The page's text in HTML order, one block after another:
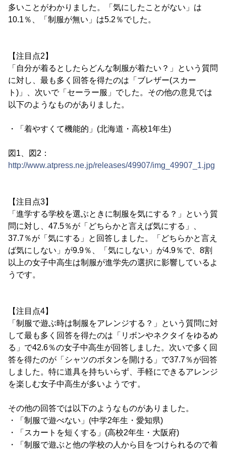
多いことがわかりました。「気にしたことがない」は
10.1％、「制服が無い」は5.2％でした。
【注目点2】
「自分が着るとしたらどんな制服が着たい？」という質問
に対し、最も多く回答を得たのは「ブレザー(スカー
ト)」、次いで「セーラー服」でした。その他の意見では
以下のようなものがありました。
・「着やすくて機能的」(北海道・高校1年生)
図1、図2：
http://www.atpress.ne.jp/releases/49907/img_49907_1.jpg
【注目点3】
「進学する学校を選ぶときに制服を気にする？」という質
問に対し、47.5％が「どちらかと言えば気にする」、
37.7％が「気にする」と回答しました。「どちらかと言え
ば気にしない」が9.9％、「気にしない」が4.9％で、8割
以上の女子中高生は制服が進学先の選択に影響しているよ
うです。
【注目点4】
「制服で遊ぶ時は制服をアレンジする？」という質問に対
して最も多く回答を得たのは「リボンやネクタイをゆるめ
る」で42.6％の女子中高生が回答しました。次いで多く回
答を得たのが「シャツのボタンを開ける」で37.7％が回答
しました。特に道具を持ちいらず、手軽にできるアレンジ
を楽しむ女子中高生が多いようです。
その他の回答では以下のようなものがありました。
・「制服で遊べない」(中学2年生・愛知県)
・「スカートを短くする」(高校2年生・大阪府)
・「制服で遊ぶと他の学校の人から目をつけられるので着